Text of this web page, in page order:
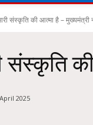
संस्कृति की आत्मा है – मुख्यमंत्री
संस्कृति
2025